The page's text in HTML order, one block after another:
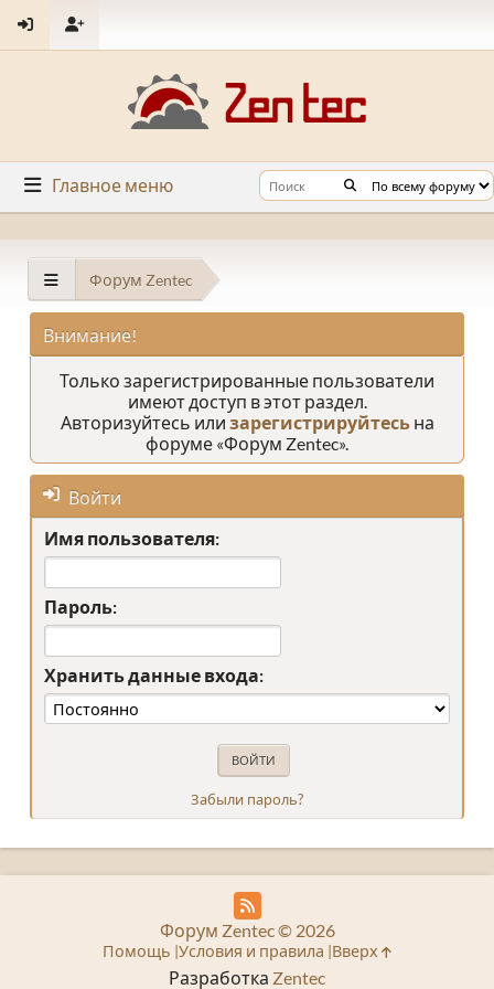
Главное меню
Форум Zentec
Внимание!
Только зарегистрированные пользователи
имеют доступ в этот раздел.
Авторизуйтесь или зарегистрируйтесьна
форуме «Форум Zentec».
Войти
Имя пользователя:
Пароль:
Хранить данные входа:
Забыли пароль?
Разработка Zentec
Форум Zentec © 2026
Помощь Условия и правила Вверх